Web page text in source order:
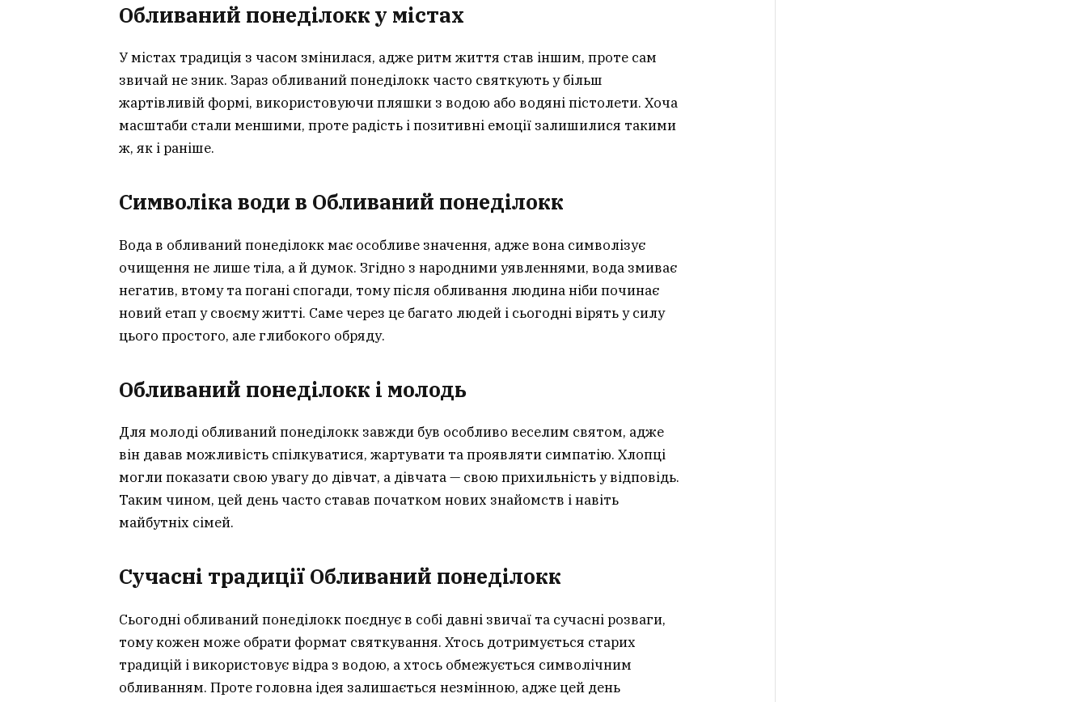
Обливаний понеділокк у містах
У містах традиція з часом змінилася, адже ритм життя став іншим, проте сам
звичай не зник. Зараз обливаний понеділокк часто святкують у більш
жартівливій формі, використовуючи пляшки з водою або водяні пістолети. Хоча
масштаби стали меншими, проте радість і позитивні емоції залишилися такими
ж, як і раніше.
Символіка води в Обливаний понеділокк
Вода в обливаний понеділокк має особливе значення, адже вона символізує
очищення не лише тіла, а й думок. Згідно з народними уявленнями, вода змиває
негатив, втому та погані спогади, тому після обливання людина ніби починає
новий етап у своєму житті. Саме через це багато людей і сьогодні вірять у силу
цього простого, але глибокого обряду.
Обливаний понеділокк і молодь
Для молоді обливаний понеділокк завжди був особливо веселим святом, адже
він давав можливість спілкуватися, жартувати та проявляти симпатію. Хлопці
могли показати свою увагу до дівчат, а дівчата — свою прихильність у відповідь.
Таким чином, цей день часто ставав початком нових знайомств і навіть
майбутніх сімей.
Сучасні традиції Обливаний понеділокк
Сьогодні обливаний понеділокк поєднує в собі давні звичаї та сучасні розваги,
тому кожен може обрати формат святкування. Хтось дотримується старих
традицій і використовує відра з водою, а хтось обмежується символічним
обливанням. Проте головна ідея залишається незмінною, адже цей день